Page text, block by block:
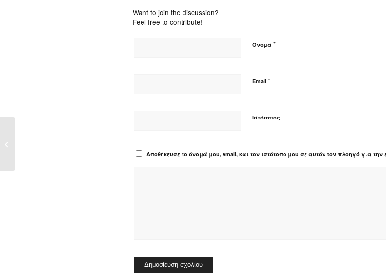
Want to join the discussion?
Feel free to contribute!
Όνομα *
Email *
Ιστότοπος
Αποθήκευσε το όνομά μου, email, και τον ιστότοπο μου σε αυτόν τον πλοηγό για